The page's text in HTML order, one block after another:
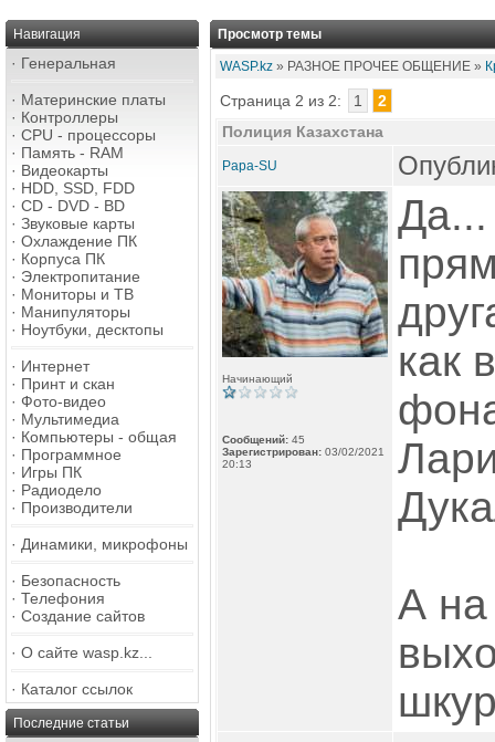
Навигация
· Генеральная
· Материнские платы
· Контроллеры
· CPU - процессоры
· Память - RAM
· Видеокарты
· HDD, SSD, FDD
· CD - DVD - BD
· Звуковые карты
· Охлаждение ПК
· Корпуса ПК
· Электропитание
· Мониторы и ТВ
· Манипуляторы
· Ноутбуки, десктопы
· Интернет
· Принт и скан
· Фото-видео
· Мультимедиа
· Компьютеры - общая
· Программное
· Игры ПК
· Радиодело
· Производители
· Динамики, микрофоны
· Безопасность
· Телефония
· Создание сайтов
· О сайте wasp.kz...
· Каталог ссылок
Последние статьи
Просмотр темы
WASP.kz » РАЗНОЕ ПРОЧЕЕ ОБЩЕНИЕ »
Страница 2 из 2: 1
2
Полиция Казахстана
Papa-SU
Начинающий
Сообщений: 45
Зарегистрирован: 03/02/2021
20:13
Да...
как
А на